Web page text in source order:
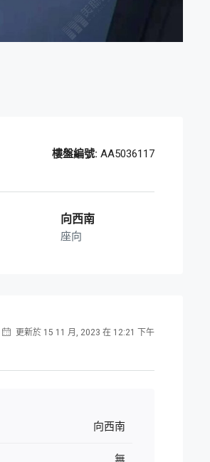
樓盤編號: AA5036117
向西南
座向
更新於 15 11 月, 2023 在 12:21 下午
向西南
無